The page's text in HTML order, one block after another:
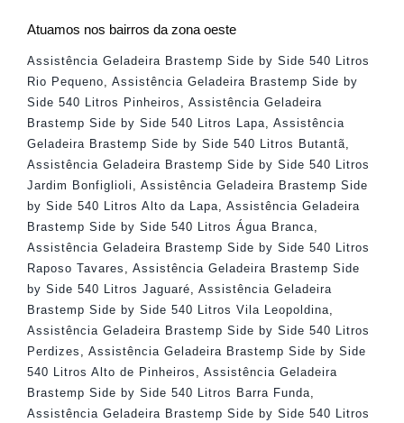
Atuamos nos bairros da zona oeste
Assistência Geladeira Brastemp Side by Side 540 Litros
Rio Pequeno, Assistência Geladeira Brastemp Side by
Side 540 Litros Pinheiros , Assistência Geladeira
Brastemp Side by Side 540 Litros Lapa, Assistência
Geladeira Brastemp Side by Side 540 Litros Butantã,
Assistência Geladeira Brastemp Side by Side 540 Litros
Jardim Bonfiglioli , Assistência Geladeira Brastemp Side
by Side 540 Litros Alto da Lapa, Assistência Geladeira
Brastemp Side by Side 540 Litros Água Branca,
Assistência Geladeira Brastemp Side by Side 540 Litros
Raposo Tavares , Assistência Geladeira Brastemp Side
by Side 540 Litros Jaguaré, Assistência Geladeira
Brastemp Side by Side 540 Litros Vila Leopoldina,
Assistência Geladeira Brastemp Side by Side 540 Litros
Perdizes , Assistência Geladeira Brastemp Side by Side
540 Litros Alto de Pinheiros , Assistência Geladeira
Brastemp Side by Side 540 Litros Barra Funda,
Assistência Geladeira Brastemp Side by Side 540 Litros